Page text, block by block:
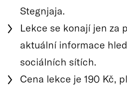
Stegnjaja.
Lekce se konají jen za
aktuální informace
sociálních sítích.
Cena lekce je 190 Kč,